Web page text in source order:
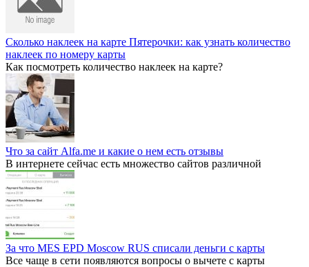
Сколько наклеек на карте Пятерочки: как узнать количество
наклеек по номеру карты
Как посмотреть количество наклеек на карте?
Что за сайт Alfa.me и какие о нем есть отзывы
В интернете сейчас есть множество сайтов различной
За что MES EPD Moscow RUS списали деньги с карты
Все чаще в сети появляются вопросы о вычете с карты